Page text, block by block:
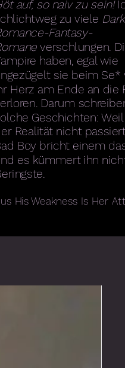
auf, so naiv zu sein!
zu viele
Fantasy-
verschlungen.
haben, egal wie
sie beim Se*
Herz am Ende an die
Darum
Geschichten:
Realität nicht
Boy bricht einem
es kümmert ihn
His Weakness Is Her